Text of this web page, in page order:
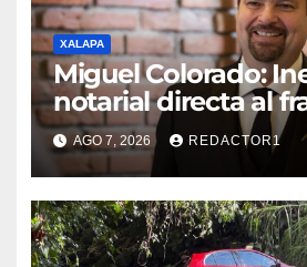
XALAPA
Miguel Colorado:
notarial directa al
AGO 7, 2026 REDACTOR1